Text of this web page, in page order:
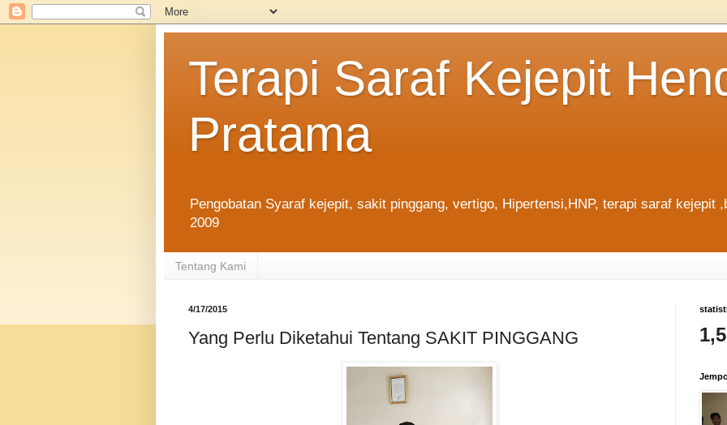
Terapi Saraf Kejepit
Pratama
Pengobatan Syaraf kejepit, sakit pinggang, vertigo, Hipertensi,HNP, terapi saraf kejepit
2009
Tentang Kami
4/17/2015
Yang Perlu Diketahui Tentang SAKIT PINGGANG